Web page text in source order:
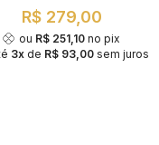
R$ 279,00
ou R$ 251,10 no pix
3x de R$ 93,00 sem juros